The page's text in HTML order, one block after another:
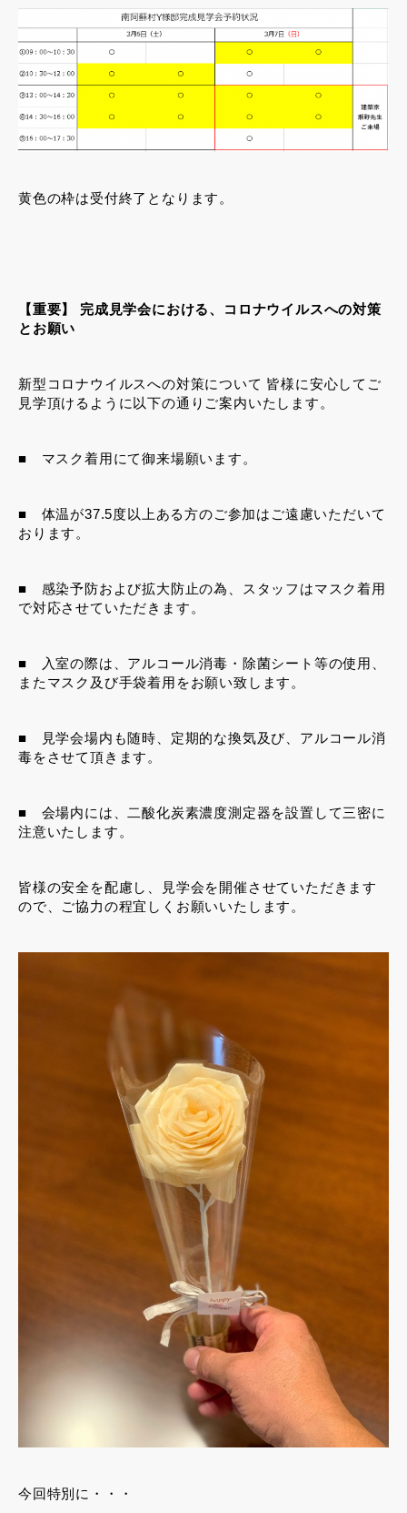
黄色の枠は受付終了となります。
【重要】 完成見学会における、コロナウイルスへの対策
とお願い
新型コロナウイルスへの対策について 皆様に安心してご
見学頂けるように以下の通りご案内いたします。
■ マスク着用にて御来場願います。
■ 体温が37.5度以上ある方のご参加はご遠慮いただいて
おります。
■ 感染予防および拡大防止の為、スタッフはマスク着用
で対応させていただきます。
■ 入室の際は、アルコール消毒・除菌シート等の使用、
またマスク及び手袋着用をお願い致します。
■ 見学会場内も随時、定期的な換気及び、アルコール消
毒をさせて頂きます。
■ 会場内には、二酸化炭素濃度測定器を設置して三密に
注意いたします。
皆様の安全を配慮し、見学会を開催させていただきます
ので、ご協力の程宜しくお願いいたします。
今回特別に・・・